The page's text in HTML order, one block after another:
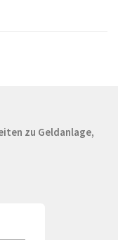
zu Geldanlage,